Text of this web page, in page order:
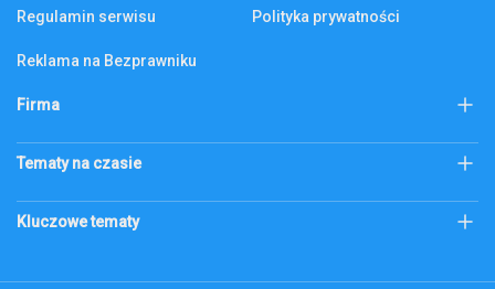
Regulamin serwisu Polityka prywatności
Reklama na Bezprawniku
Firma
KSeF
Tematy na czasie
Złoto
Kluczowe tematy